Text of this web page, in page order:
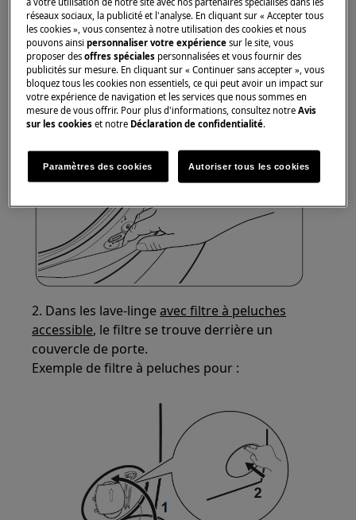
de vidange. Les fibres pelucheuses légères qui
tombent des vêtements sont immédiatement
drainées avec l'eau.
Avec ces modèles de lave-linge, il suffit de
vérifier régulièrement si le joint en caoutchouc
de la porte contient des objets laissés sur place,
puis de retirer ces objets.
2. Dans les lave-lingeavec filtre à peluches
accessible, le filtre se trouve derrière un
couvercle de porte.
Exemple de filtre à peluches pour :
réseaux sociaux, la publicité et l'analyse. En cliquant sur « Accepter tous
les cookies », vous consentez à notre utilisation des cookies et nous
pouvons ainsipersonnaliser votre expériencesur le site, vous
proposer desoffres spéciales personnalisées et vous fournir des
publicités sur mesure. En cliquant sur « Continuer sans accepter », vous
bloquez tous les cookies non essentiels, ce qui peut avoir un impact sur
votre expérience de navigation et les services que nous sommes en
mesure de vous offrir. Pour plus d'informations, consultez notreAvis
sur les cookies et notre Déclaration de confidentialité.
Paramètres des cookies Autoriser tous les cookies